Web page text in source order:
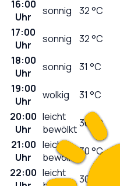
16:00
Uhr
sonnig 32°C
17:00
Uhr
sonnig 32°C
18:00
Uhr
sonnig 31 °C
19:00
Uhr
wolkig 31 °C
20:00
Uhr
leicht
bewölkt30 °C
21:00
Uhr
leicht
bewölkt 30°C
22:00 leicht
30